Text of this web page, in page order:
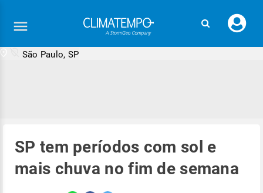
seu
São Paulo, SP
SP tem períodos com sol e
mais chuva no fim de semana